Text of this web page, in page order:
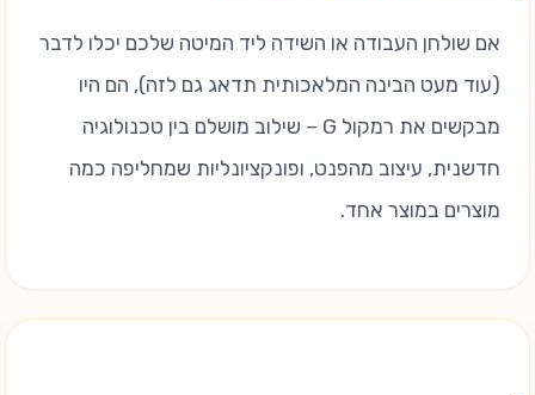
אם שולחן העבודה או השידה ליד המיטה שלכם יכלו לדבר
(עוד מעט הבינה המלאכותית תדאג גם לזה), הם היו
מבקשים את רמקול G – שילוב מושלם בין טכנולוגיה
חדשנית, עיצוב מהפנט, ופונקציונליות שמחליפה כמה
מוצרים במוצר אחד.